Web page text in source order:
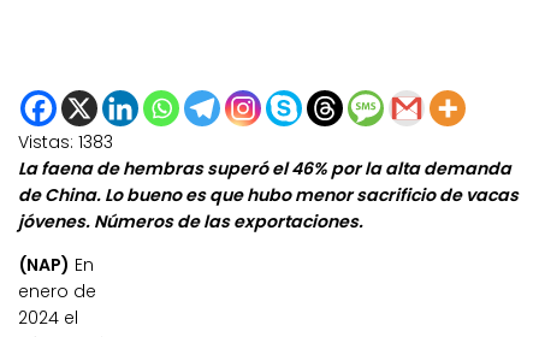
Vistas: 1383
La faena de hembras superó el 46% por la alta demanda
de China. Lo bueno es que hubo menor sacrificio de vacas
jóvenes. Números de las exportaciones.
(NAP) En
enero de
2024 el